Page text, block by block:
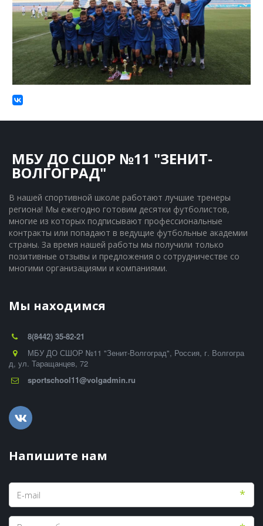
МБУ ДО СШОР №11 "ЗЕНИТ-
ВОЛГОГРАД"
В нашей спортивной школе работают лучшие тренеры
региона! Мы ежегодно готовим десятки футболистов,
многие из которых подписывают профессиональные
контракты или попадают в ведущие футбольные академии
страны. За время нашей работы мы получили только
позитивные отзывы и предложения о сотрудничестве со
многими организациями и компаниями.
Мы находимся
8(8442) 35-82-21
МБУ ДО СШОР №11 "Зенит-Волгоград", Россия, г. Волгогра
д, ул. Таращанцев, 72
sportschool11@volgadmin.ru
Напишите нам
*